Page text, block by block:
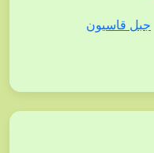
جبل قاسيون